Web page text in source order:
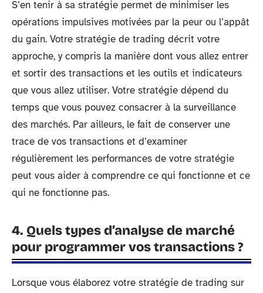
S’en tenir à sa stratégie permet de minimiser les
opérations impulsives motivées par la peur ou l’appât
du gain. Votre stratégie de trading décrit votre
approche, y compris la manière dont vous allez entrer
et sortir des transactions et les outils et indicateurs
que vous allez utiliser. Votre stratégie dépend du
temps que vous pouvez consacrer à la surveillance
des marchés. Par ailleurs, le fait de conserver une
trace de vos transactions et d’examiner
régulièrement les performances de votre stratégie
peut vous aider à comprendre ce qui fonctionne et ce
qui ne fonctionne pas.
4. Quels types d’analyse de marché
pour programmer vos transactions ?
Lorsque vous élaborez votre stratégie de trading sur